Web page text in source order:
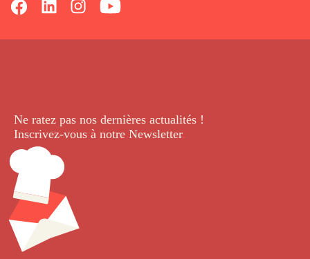
Ne ratez pas nos dernières actualités !
Inscrivez-vous à notre Newsletter.